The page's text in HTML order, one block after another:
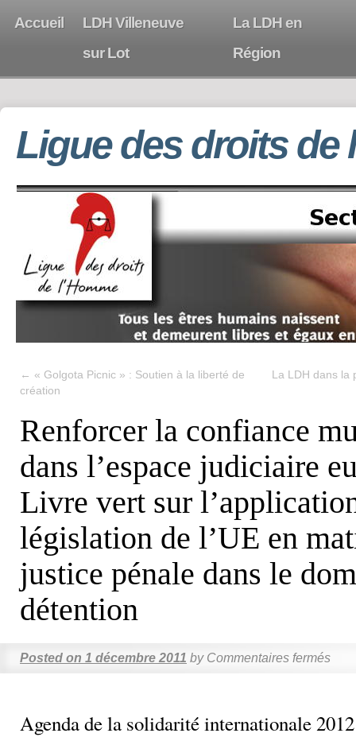
Accueil
LDH Villeneuve
sur Lot
La LDH en
Région
Ligue des droits de
← « Golgota Picnic » : Soutien à la liberté de
création
La LDH dans la
Renforcer la confiance
dans l’espace judiciaire
Livre vert sur
législation de l’UE en
justice pénale dans le
détention
Posted on 1 décembre 2011 by Commentaires fermés
Agenda de la solidarité internationale 2012